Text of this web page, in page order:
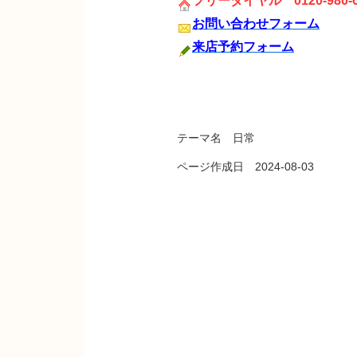
お問い合わせフォーム
来店予約フォーム
テーマ名 日常
ページ作成日 2024-08-03